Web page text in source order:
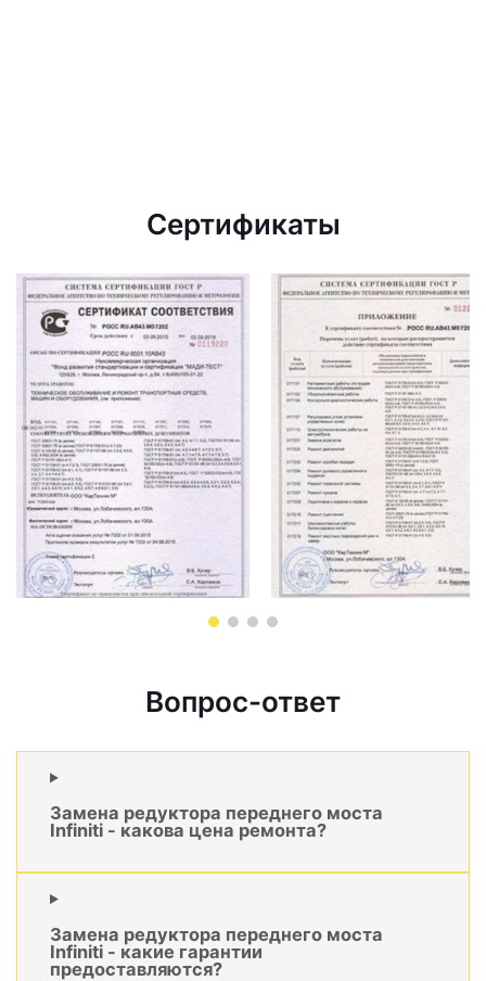
Сертификаты
Вопрос-ответ
Замена редуктора переднего моста
Infiniti - какова цена ремонта?
Замена редуктора переднего моста
Infiniti - какие гарантии
предоставляются?